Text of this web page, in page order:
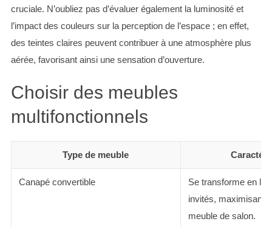
cruciale. N’oubliez pas d’évaluer également la luminosité et
l’impact des couleurs sur la perception de l’espace ; en effet,
des teintes claires peuvent contribuer à une atmosphère plus
aérée, favorisant ainsi une sensation d’ouverture.
Choisir des meubles
multifonctionnels
Type de meuble
Canapé convertible
Se transforme en lit
invités, maximisant
meuble de salon.